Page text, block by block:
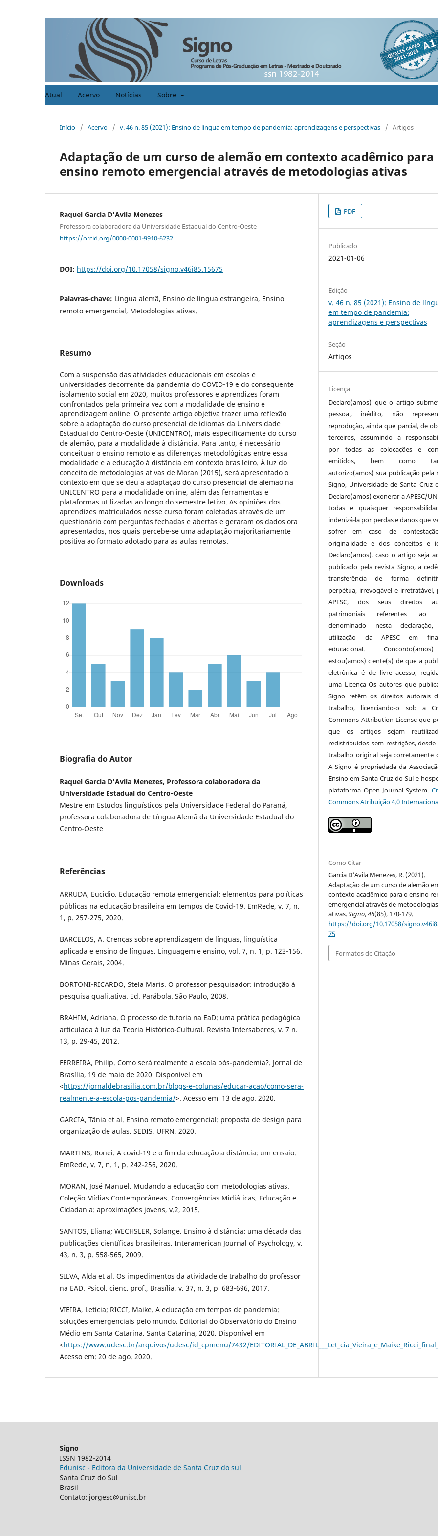
Atual Acervo Notícias Sobre
Início / Acervo / v. 46 n. 85 (2021): Ensino de língua em tempo de pandemia: aprendizagens e perspectivas / Artigos
Adaptação de um curso de alemão em contexto acadêmico para
ensino remoto emergencial através de metodologias ativas
Raquel Garcia D'Avila Menezes
Professora colaboradora da Universidade Estadual do Centro-Oeste
https://orcid.org/0000-0001-9910-6232
DOI: https://doi.org/10.17058/signo.v46i85.15675
Palavras-chave: Língua alemã, Ensino de língua estrangeira, Ensino
remoto emergencial, Metodologias ativas.
Resumo
Com a suspensão das atividades educacionais em escolas e
universidades decorrente da pandemia do COVID-19 e do consequente
isolamento social em 2020, muitos professores e aprendizes foram
confrontados pela primeira vez com a modalidade de ensino e
aprendizagem online. O presente artigo objetiva trazer uma reflexão
sobre a adaptação do curso presencial de idiomas da Universidade
Estadual do Centro-Oeste (UNICENTRO), mais especificamente do curso
de alemão, para a modalidade à distância. Para tanto, é necessário
conceituar o ensino remoto e as diferenças metodológicas entre essa
modalidade e a educação à distância em contexto brasileiro. À luz do
conceito de metodologias ativas de Moran (2015), será apresentado o
contexto em que se deu a adaptação do curso presencial de alemão na
UNICENTRO para a modalidade online, além das ferramentas e
plataformas utilizadas ao longo do semestre letivo. As opiniões dos
aprendizes matriculados nesse curso foram coletadas através de um
questionário com perguntas fechadas e abertas e geraram os dados ora
apresentados, nos quais percebe-se uma adaptação majoritariamente
positiva ao formato adotado para as aulas remotas.
Downloads
Biografia do Autor
Raquel Garcia D'Avila Menezes, Professora colaboradora da
Universidade Estadual do Centro-Oeste
Mestre em Estudos linguísticos pela Universidade Federal do Paraná,
professora colaboradora de Língua Alemã da Universidade Estadual do
Centro-Oeste
Referências
ARRUDA, Eucidio. Educação remota emergencial: elementos para políticas
públicas na educação brasileira em tempos de Covid-19. EmRede, v. 7, n.
1, p. 257-275, 2020.
BARCELOS, A. Crenças sobre aprendizagem de línguas, linguística
aplicada e ensino de línguas. Linguagem e ensino, vol. 7, n. 1, p. 123-156.
Minas Gerais, 2004.
BORTONI-RICARDO, Stela Maris. O professor pesquisador: introdução à
pesquisa qualitativa. Ed. Parábola. São Paulo, 2008.
BRAHIM, Adriana. O processo de tutoria na EaD: uma prática pedagógica
articulada à luz da Teoria Histórico-Cultural. Revista Intersaberes, v. 7 n.
13, p. 29-45, 2012.
FERREIRA, Philip. Como será realmente a escola pós-pandemia?. Jornal de
Brasília, 19 de maio de 2020. Disponível em
<https://jornaldebrasilia.com.br/blogs-e-colunas/educar-acao/como-sera-
realmente-a-escola-pos-pandemia/>. Acesso em: 13 de ago. 2020.
GARCIA, Tânia et al. Ensino remoto emergencial: proposta de design para
organização de aulas. SEDIS, UFRN, 2020.
MARTINS, Ronei. A covid-19 e o fim da educação a distância: um ensaio.
EmRede, v. 7, n. 1, p. 242-256, 2020.
MORAN, José Manuel. Mudando a educação com metodologias ativas.
Coleção Mídias Contemporâneas. Convergências Midiáticas, Educação e
Cidadania: aproximações jovens, v.2, 2015.
SANTOS, Eliana; WECHSLER, Solange. Ensino à distância: uma década das
publicações científicas brasileiras. Interamerican Journal of Psychology, v.
43, n. 3, p. 558-565, 2009.
SILVA, Alda et al. Os impedimentos da atividade de trabalho do professor
na EAD. Psicol. cienc. prof., Brasília, v. 37, n. 3, p. 683-696, 2017.
VIEIRA, Letícia; RICCI, Maike. A educação em tempos de pandemia:
soluções emergenciais pelo mundo. Editorial do Observatório do Ensino
Médio em Santa Catarina. Santa Catarina, 2020. Disponível em
<https://www.udesc.br/arquivos/udesc/id_cpmenu/7432/
Acesso em: 20 de ago. 2020.
PDF
Publicado
2021-01-06
Edição
v. 46 n. 85 (2021): Ensino de
em tempo de pandemia:
aprendizagens e perspectivas
Seção
Artigos
Licença
Declaro(amos) que o artigo
pessoal, inédito, não
reprodução, ainda que parcial, de
terceiros, assumindo a
por todas as colocações e
emitidos, bem como
autorizo(amos) sua publicação pela
Signo, Universidade de Santa Cruz
Declaro(amos) exonerar a APESC/
todas e quaisquer
indenizá-la por perdas e danos que
sofrer em caso de
originalidade e dos conceitos e
Declaro(amos), caso o artigo seja
publicado pela revista Signo, a
transferência de forma
perpétua, irrevogável e irretratável,
APESC, dos seus direitos
patrimoniais referentes ao
denominado nesta
utilização da APESC em
educacional.
estou(amos) ciente(s) de que a
eletrônica é de livre acesso,
uma Licença Os autores que
Signo retêm os direitos autorais
trabalho, licenciando-o sob a
Commons Attribution License que
que os artigos sejam
redistribuídos sem restrições,
trabalho original seja corretamente
A Signo é propriedade da
Ensino em Santa Cruz do Sul e
plataforma Open Journal System.
Commons Atribuição 4.0
Como Citar
Garcia D'Avila Menezes, R. (2021).
Adaptação de um curso de alemão
contexto acadêmico para o ensino
emergencial através de metodologias
ativas.Signo,46(85), 170-179.
https://doi.org/10.17058/
75
Formatos de Citação
Signo
ISSN 1982-2014
Edunisc - Editora da Universidade de Santa Cruz do sul
Santa Cruz do Sul
Brasil
Contato: jorgesc@unisc.br